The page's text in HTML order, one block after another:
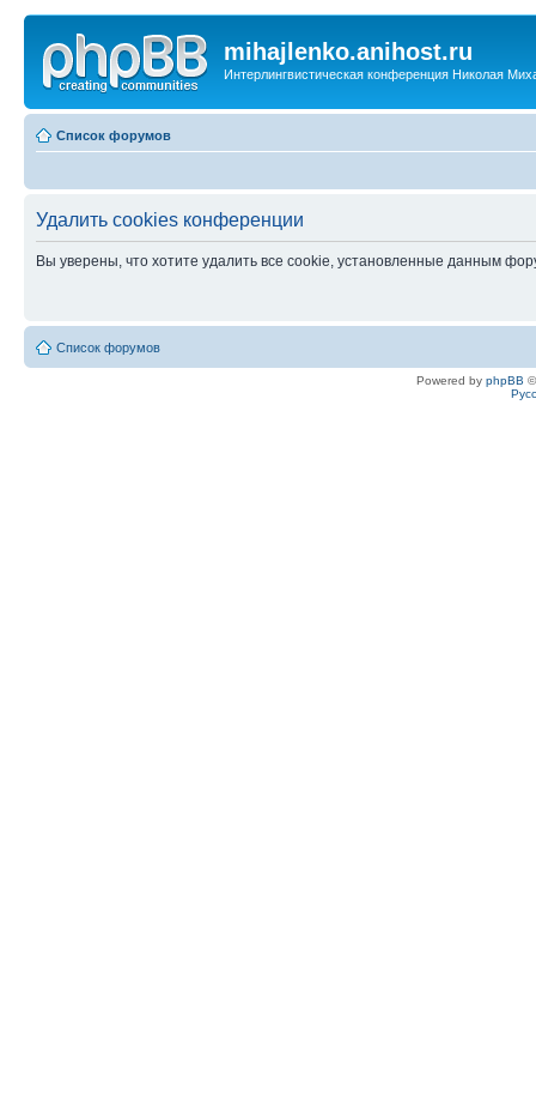
mihajlenko.anihost.ru
Интерлингвистическая конференция Николая
Список форумов
Удалить cookies конференции
Вы уверены, что хотите удалить все cookie, установленные данным
Список форумов
Powered by phpBB